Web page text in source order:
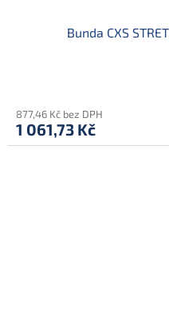
Bunda CXS
877,46 Kč bez DPH
1 061,73 Kč